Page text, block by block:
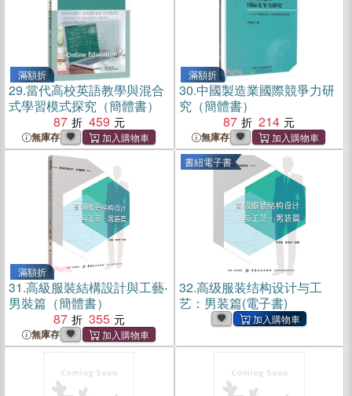
滿額折
29.當代高校英語教學與混合
式學習模式探究（簡體書）
87
459
無庫存
滿額折
30.中國製造業國際競爭力研
究（簡體書）
87
214
無庫存
滿額折
31.高級服裝結構設計與工藝‧
男裝篇（簡體書）
87
355
無庫存
書紐電子書
32.高级服装结构设计与工
艺：男装篇(電子書)